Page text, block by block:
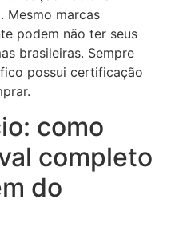
Mesmo marcas
podem não ter seus
brasileiras. Sempre
possui certificação
como
completo
do